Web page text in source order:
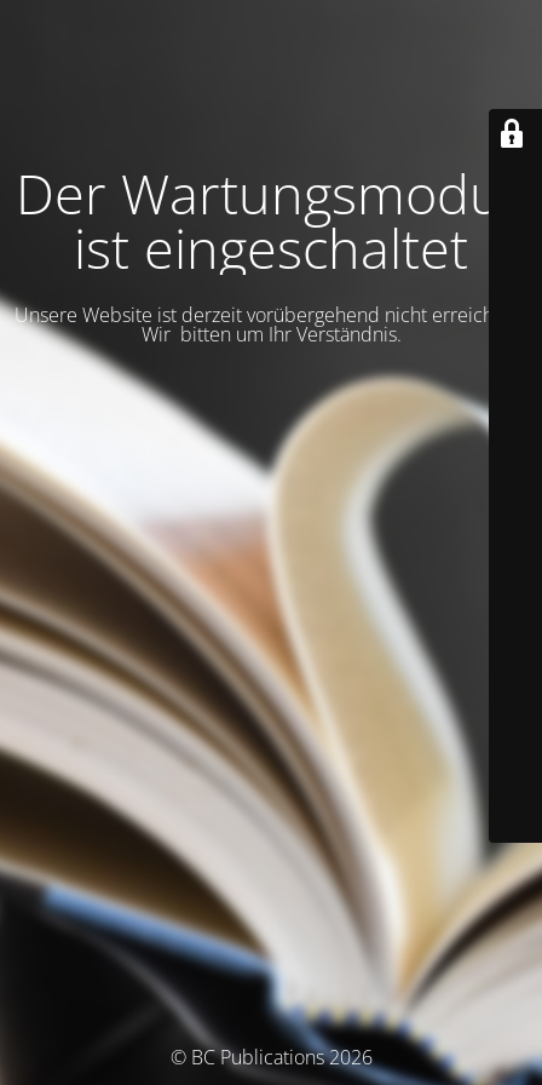
Der Wartungsmodus
ist eingeschaltet
Unsere Website ist derzeit vorübergehend nicht erreichbar.
Wir bitten um Ihr Verständnis.
© BC Publications 2026